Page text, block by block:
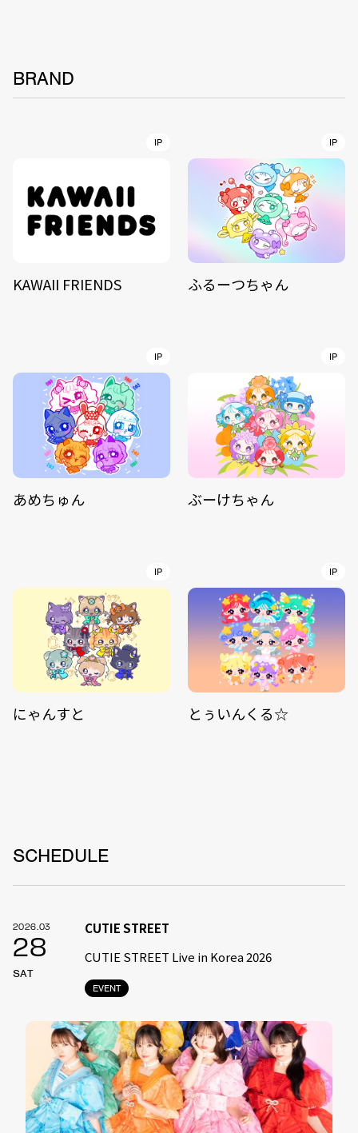
BRAND
IP
KAWAII FRIENDS
IP
ふるーつちゃん
IP
あめちゅん
IP
ぶーけちゃん
IP
にゃんすと
IP
とぅいんくる☆
SCHEDULE
2026.03
28
SAT
EVENT
CUTIE STREET
CUTIE STREET Live in Korea 2026